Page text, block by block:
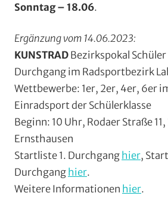
Sonntag – 18.06.
Ergänzung vom 14.06.2023:
KUNSTRADBezirkspokal Schüler
Durchgang im Radsportbezirk
Wettbewerbe: 1er, 2er, 4er, 6er
Einradsport der Schülerklasse
Beginn: 10 Uhr, Rodaer Straße
Ernsthausen
Startliste 1. Durchganghier,
Durchganghier.
Weitere Informationen hier.